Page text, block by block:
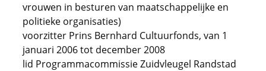
vrouwen in besturen van maatschappelijke en
politieke organisaties)
voorzitter Prins Bernhard Cultuurfonds, van 1
januari 2006 tot december 2008
lid Programmacommissie Zuidvleugel Randstad